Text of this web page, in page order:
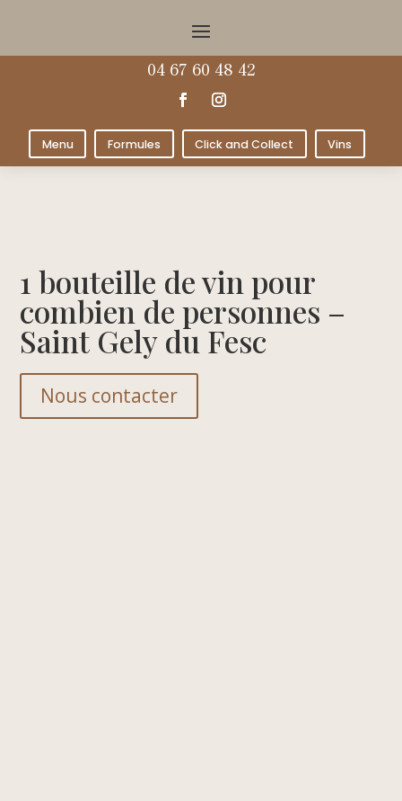
04 67 60 48 42
Menu Formules Click and Collect Vins
1 bouteille de vin pour
combien de personnes –
Saint Gely du Fesc
Nous contacter